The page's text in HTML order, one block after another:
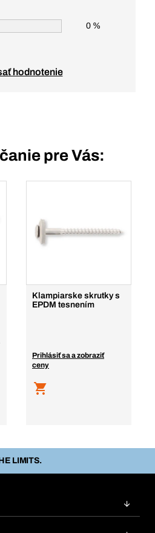
0 %
hodnotenie
pre Vás:
Klampiarske skrutky s
EPDM tesnením
Prihlásiť sa a zobraziť
ceny
LIMITS.